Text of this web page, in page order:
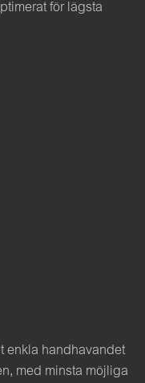
för lägsta
enkla handhavandet
med minsta möjliga